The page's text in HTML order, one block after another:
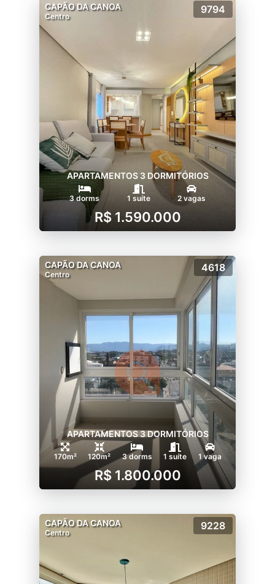
CAPÃO DA CANOA
Centro
9794
APARTAMENTOS 3 DORMITÓRIOS
3 dorms 1 suíte 2 vagas
R$ 1.590.000
CAPÃO DA CANOA
Centro
4618
APARTAMENTOS 3 DORMITÓRIOS
170m² 120m² 3 dorms 1 suíte 1 vaga
R$ 1.800.000
CAPÃO DA CANOA
Centro
9228